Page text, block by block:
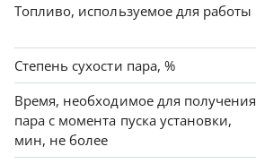
Топливо, используемое для работы
Степень сухости пара, %
Время, необходимое для получения
пара с момента пуска установки,
мин, не более